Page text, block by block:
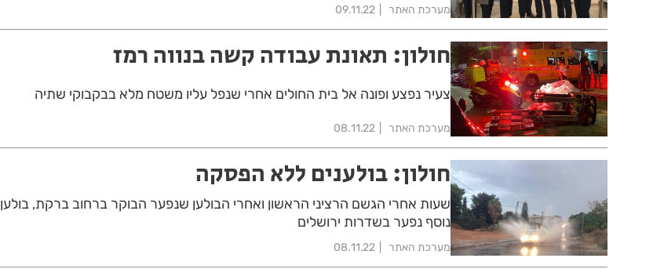
מערכת האתר 09.11.22
חולון: תאונת עבודה קשה בנווה רמז
צעיר נפצע ופונה אל בית החולים אחרי שנפל עליו משטח מלא בבקבוקי שתיה
מערכת האתר 08.11.22
חולון: בולענים ללא הפסקה
שעות אחרי הגשם הרציני הראשון ואחרי הבולען שנפער הבוקר ברחוב ברקת, בולען
נוסף נפער בשדרות ירושלים
מערכת האתר 08.11.22